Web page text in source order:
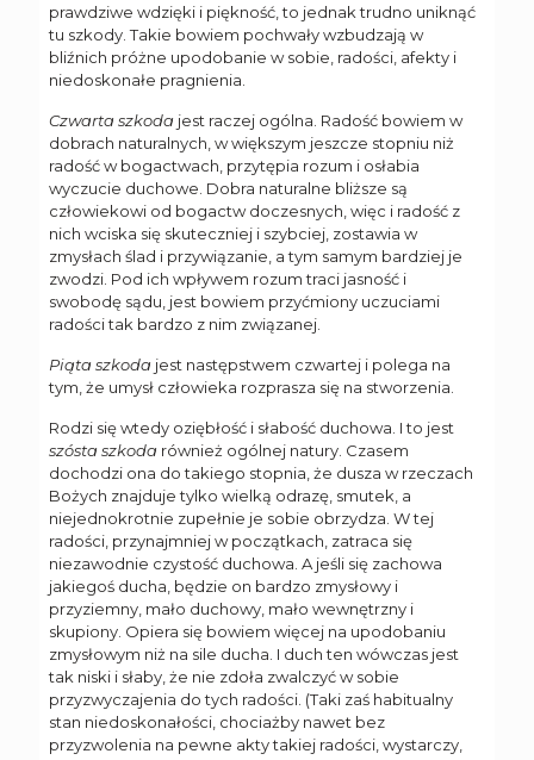
prawdziwe wdzięki i piękność, to jednak trudno uniknąć
tu szkody. Takie bowiem pochwały wzbudzają w
bliźnich próżne upodobanie w sobie, radości, afekty i
niedoskonałe pragnienia.
Czwarta szkodajest raczej ogólna. Radość bowiem w
dobrach naturalnych, w większym jeszcze stopniu niż
radość w bogactwach, przytępia rozum i osłabia
wyczucie duchowe. Dobra naturalne bliższe są
człowiekowi od bogactw doczesnych, więc i radość z
nich wciska się skuteczniej i szybciej, zostawia w
zmysłach ślad i przywiązanie, a tym samym bardziej je
zwodzi. Pod ich wpływem rozum traci jasność i
swobodę sądu, jest bowiem przyćmiony uczuciami
radości tak bardzo z nim związanej.
Piąta szkodajest następstwem czwartej i polega na
tym, że umysł człowieka rozprasza się na stworzenia.
Rodzi się wtedy oziębłość i słabość duchowa. I to jest
szósta szkodarównież ogólnej natury. Czasem
dochodzi ona do takiego stopnia, że dusza w rzeczach
Bożych znajduje tylko wielką odrazę, smutek, a
niejednokrotnie zupełnie je sobie obrzydza. W tej
radości, przynajmniej w początkach, zatraca się
niezawodnie czystość duchowa. A jeśli się zachowa
jakiegoś ducha, będzie on bardzo zmysłowy i
przyziemny, mało duchowy, mało wewnętrzny i
skupiony. Opiera się bowiem więcej na upodobaniu
zmysłowym niż na sile ducha. I duch ten wówczas jest
tak niski i słaby, że nie zdoła zwalczyć w sobie
przyzwyczajenia do tych radości. (Taki zaś habitualny
stan niedoskonałości, chociażby nawet bez
przyzwolenia na pewne akty takiej radości, wystarczy,